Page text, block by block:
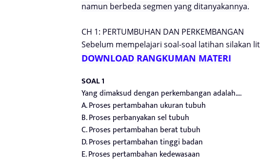
namun berbeda segmen yang ditanyakannya.
CH 1: PERTUMBUHAN DAN PERKEMBANGAN
Sebelum mempelajari soal-soal latihan silakan
DOWNLOAD RANGKUMAN MATERI
SOAL 1
Yang dimaksud dengan perkembangan adalah….
A. Proses pertambahan ukuran tubuh
B. Proses perbanyakan sel tubuh
C. Proses pertambahan berat tubuh
D. Proses pertambahan tinggi badan
E. Proses pertambahan kedewasaan